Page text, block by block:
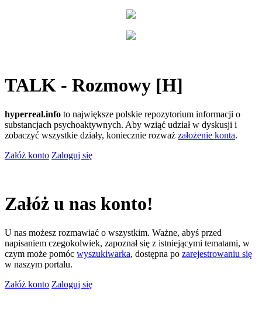
TALK - Rozmowy [H]
hyperreal.info to największe polskie repozytorium informacji o
substancjach psychoaktywnych. Aby wziąć udział w dyskusji i
zobaczyć wszystkie działy, koniecznie rozważ założenie konta.
Załóż konto Zaloguj się
Załóż u nas konto!
U nas możesz rozmawiać o wszystkim. Ważne, abyś przed
napisaniem czegokolwiek, zapoznał się z istniejącymi tematami, w
czym może pomóc wyszukiwarka, dostępna po zarejestrowaniu się
w naszym portalu.
Załóż konto Zaloguj się